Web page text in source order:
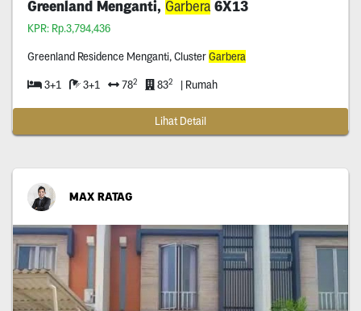
Greenland Menganti, Garbera6X13
KPR: Rp.3,794,436
Greenland Residence Menganti, ClusterGarbera
3+1 3+1 782 832 | Rumah
Lihat Detail
MAX RATAG